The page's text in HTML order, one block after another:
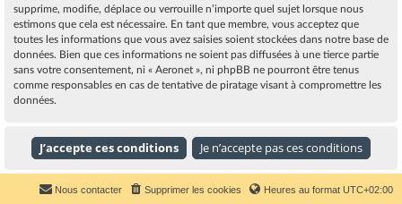
supprime, modifie, déplace ou verrouille n’importe quel sujet lorsque nous
estimons que cela est nécessaire. En tant que membre, vous acceptez que
toutes les informations que vous avez saisies soient stockées dans notre base de
données. Bien que ces informations ne soient pas diffusées à une tierce partie
sans votre consentement, ni « Aeronet », ni phpBB ne pourront être tenus
comme responsables en cas de tentative de piratage visant à compromettre les
données.
Heures au format UTC+02:00
Supprimer les cookies
Nous contacter